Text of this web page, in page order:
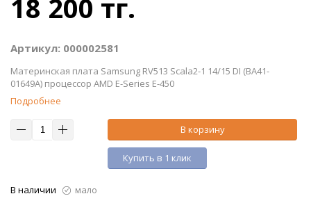
18 200 тг.
Артикул: 000002581
Материнская плата Samsung RV513 Scala2-1 14/15 DI (BA41-
01649A) процессор AMD E-Series E-450
Подробнее
В корзину
Купить в 1 клик
В наличии
мало